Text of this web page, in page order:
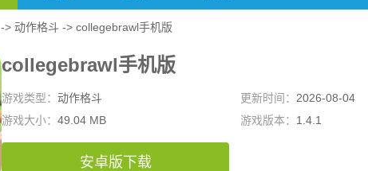
-> 动作格斗 -> collegebrawl手机版
collegebrawl手机版
游戏类型： 动作格斗 更新时间： 2026-08-04
游戏大小： 49.04 MB 游戏版本： 1.4.1
安卓版下载